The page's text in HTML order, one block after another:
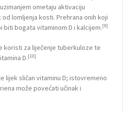
ometaju aktivaciju
lomljenja kosti. Prehrana onih koji
bogata vitaminom D i kalcijem.[9]
koristi za liječenje tuberkuloze te
D.[10]
lijek sličan vitaminu D; istovremeno
može povećati učinak i